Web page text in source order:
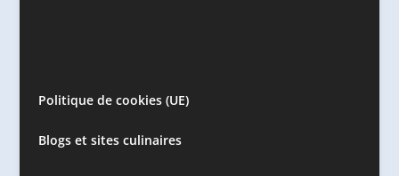
Politique de cookies (UE)
Blogs et sites culinaires